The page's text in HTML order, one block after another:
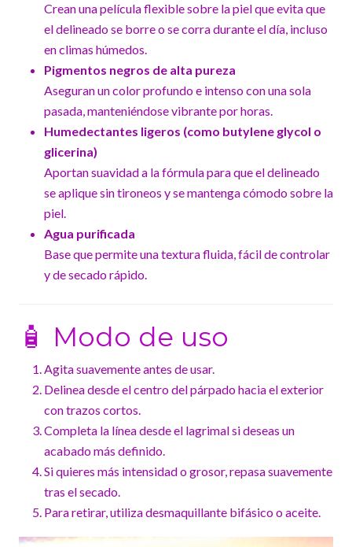
Crean una película flexible sobre la piel que evita que
el delineado se borre o se corra durante el día, incluso
en climas húmedos.
Pigmentos negros de alta pureza
Aseguran un color profundo e intenso con una sola
pasada, manteniéndose vibrante por horas.
Humedectantes ligeros (como butylene glycol o
glicerina)
Aportan suavidad a la fórmula para que el delineado
se aplique sin tironeos y se mantenga cómodo sobre la
piel.
Agua purificada
Base que permite una textura fluida, fácil de controlar
y de secado rápido.
🧴 Modo de uso
Agita suavemente antes de usar.
Delinea desde el centro del párpado hacia el exterior
con trazos cortos.
Completa la línea desde el lagrimal si deseas un
acabado más definido.
Si quieres más intensidad o grosor, repasa suavemente
tras el secado.
Para retirar, utiliza desmaquillante bifásico o aceite.